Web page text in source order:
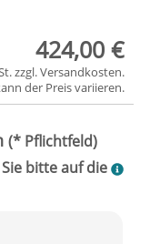
424,00 €
zzgl.Versandkosten.
der Preis variieren.